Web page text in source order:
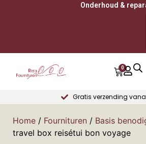
Onderhoud &
0
Gratis verzending
Home / Fournituren / Basis
travel box reisétui bon voyage